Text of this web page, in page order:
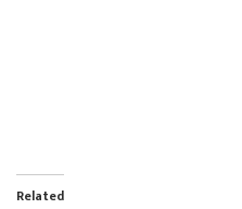
Related